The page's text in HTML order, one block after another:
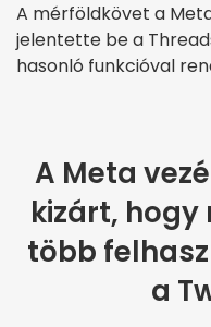
A mérföldkövet a
jelentette be a
hasonló funkcióval
A Meta
kizárt, hogy
több
a